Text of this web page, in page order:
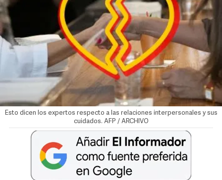
Esto dicen los expertos respecto a las relaciones interpersonales y sus
cuidados. AFP / ARCHIVO